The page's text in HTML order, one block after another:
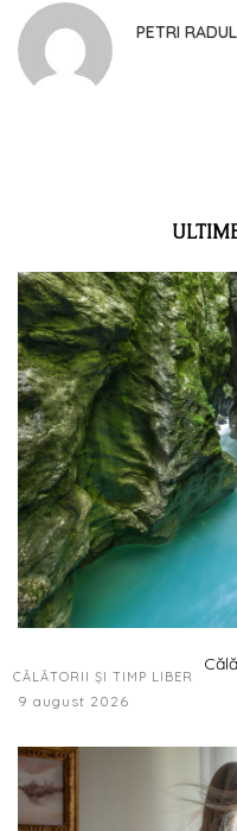
PETRI
CĂLĂTORII ȘI TIMP LIBER
9 august 2026